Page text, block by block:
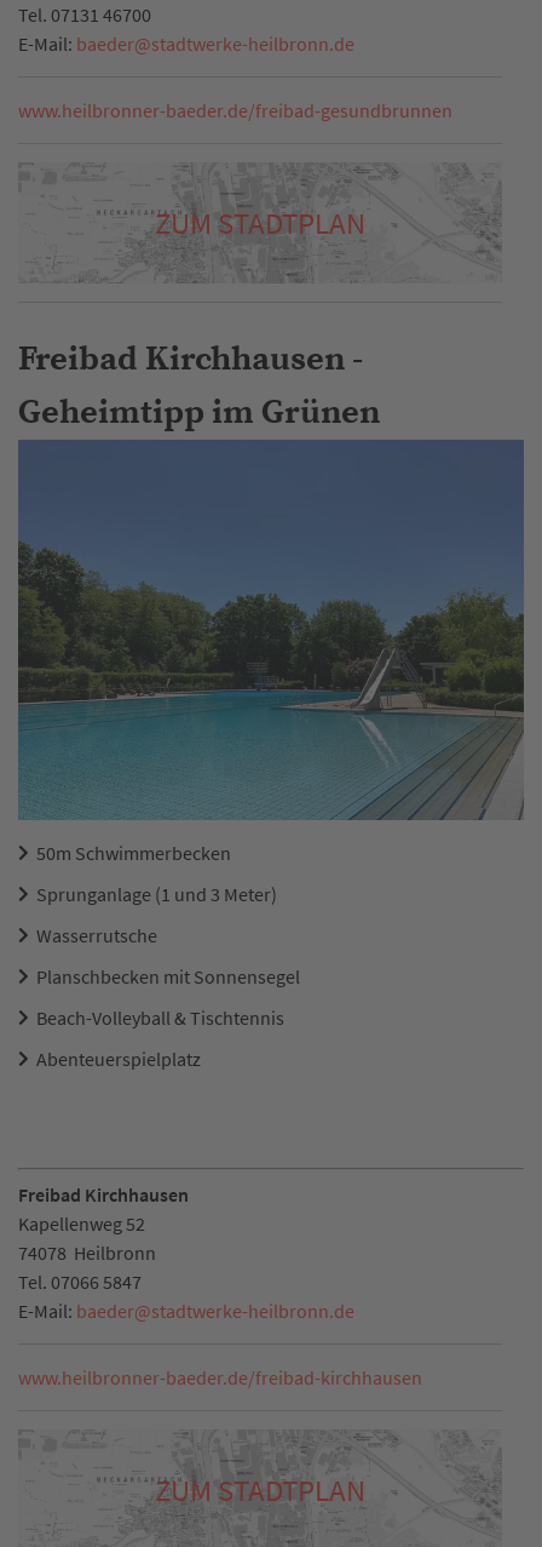
Tel. 07131 46700
E-Mail: baeder@stadtwerke-heilbronn.de
www.heilbronner-baeder.de/freibad-gesundbrunnen
ZUM STADTPLAN
Freibad Kirchhausen -
Geheimtipp im Grünen
50m Schwimmerbecken
Sprunganlage (1 und 3 Meter)
Wasserrutsche
Planschbecken mit Sonnensegel
Beach-Volleyball & Tischtennis
Abenteuerspielplatz
Freibad Kirchhausen
Kapellenweg 52
74078 Heilbronn
Tel. 07066 5847
E-Mail: baeder@stadtwerke-heilbronn.de
www.heilbronner-baeder.de/freibad-kirchhausen
ZUM STADTPLAN